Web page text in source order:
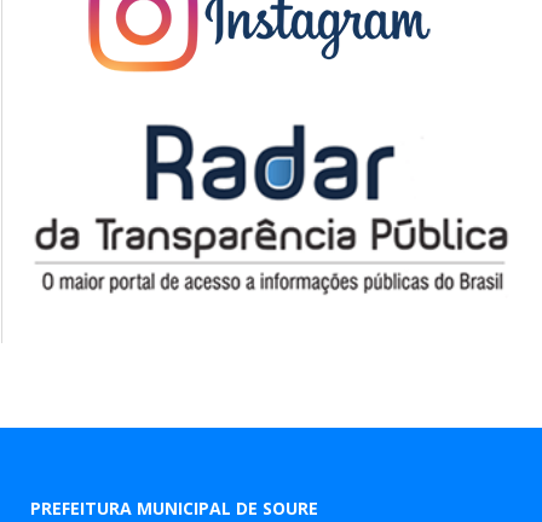
PREFEITURA MUNICIPAL DE SOURE